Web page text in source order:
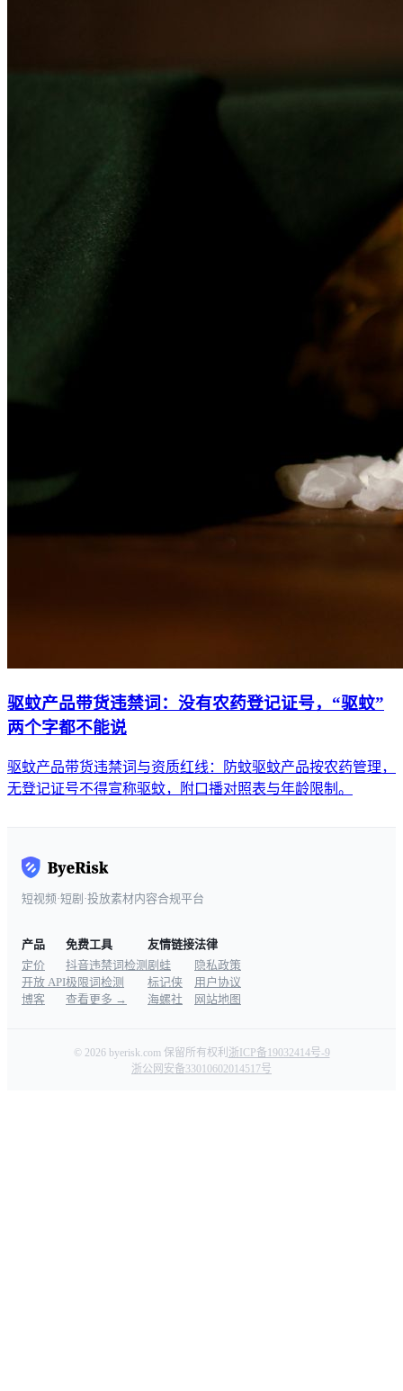
驱蚊产品带货违禁词：没有农药登记证号，“驱蚊”
两个字都不能说
驱蚊产品带货违禁词与资质红线：防蚊驱蚊产品按农药管理，
无登记证号不得宣称驱蚊，附口播对照表与年龄限制。
短视频·短剧·投放素材内容合规平台
产品
定价
开放 API
博客
免费工具
抖音违禁词检测
极限词检测
查看更多 →
友情链接
剧蛙
标记侠
海螺社
法律
隐私政策
用户协议
网站地图
© 2026 byerisk.com 保留所有权利 浙ICP备19032414号-9
浙公网安备33010602014517号